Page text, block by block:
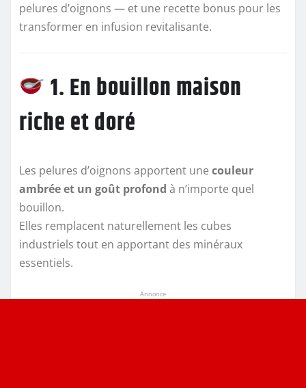
pelures d’oignons — et une recette bonus pour les
transformer en infusion revitalisante.
1. En bouillon maison
riche et doré
Les pelures d’oignons apportent une couleur
ambrée et un goût profond à n’importe quel
bouillon.
Elles remplacent naturellement les cubes
industriels tout en apportant des minéraux
essentiels.
Annonce